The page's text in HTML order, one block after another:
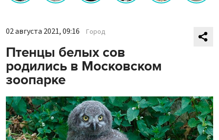
02 августа 2021, 09:16 Город
Птенцы белых сов
родились в Московском
зоопарке